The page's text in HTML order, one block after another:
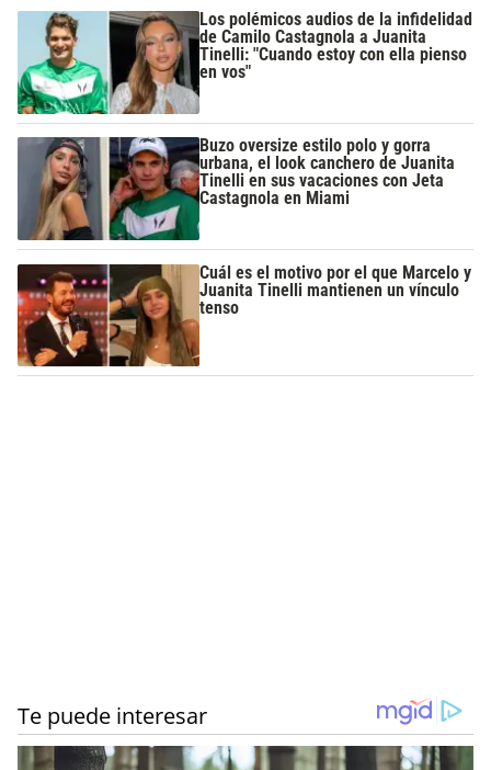
Los polémicos audios de la infidelidad
de Camilo Castagnola a Juanita
Tinelli: "Cuando estoy con ella pienso
en vos"
Buzo oversize estilo polo y gorra
urbana, el look canchero de Juanita
Tinelli en sus vacaciones con Jeta
Castagnola en Miami
Cuál es el motivo por el que Marcelo y
Juanita Tinelli mantienen un vínculo
tenso